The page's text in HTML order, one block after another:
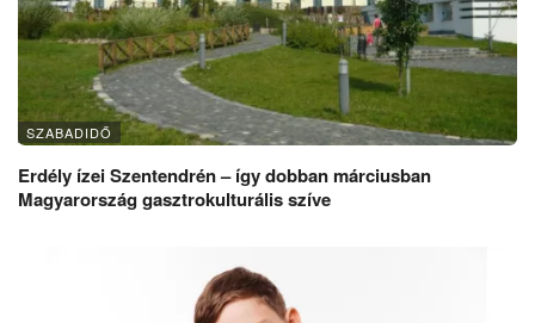
SZABADIDŐ
Erdély ízei Szentendrén – így dobban márciusban
Magyarország gasztrokulturális szíve